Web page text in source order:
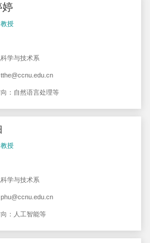
授
学与技术系
tthe@ccnu.edu.cn
：自然语言处理等
授
学与技术系
phu@ccnu.edu.cn
：人工智能等